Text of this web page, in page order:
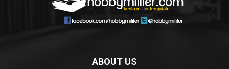
ABOUT US